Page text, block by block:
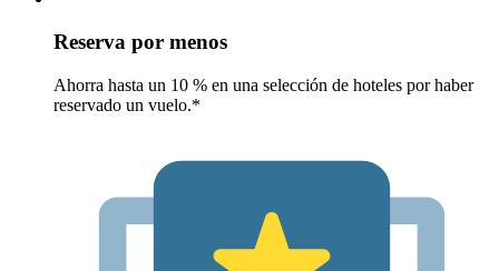
Reserva por menos
Ahorra hasta un 10 % en una selección de hoteles por haber
reservado un vuelo.*